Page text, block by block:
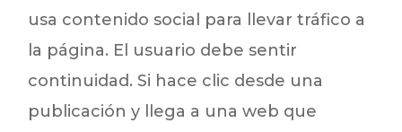
usa contenido social para llevar tráfico a
la página. El usuario debe sentir
continuidad. Si hace clic desde una
publicación y llega a una web que